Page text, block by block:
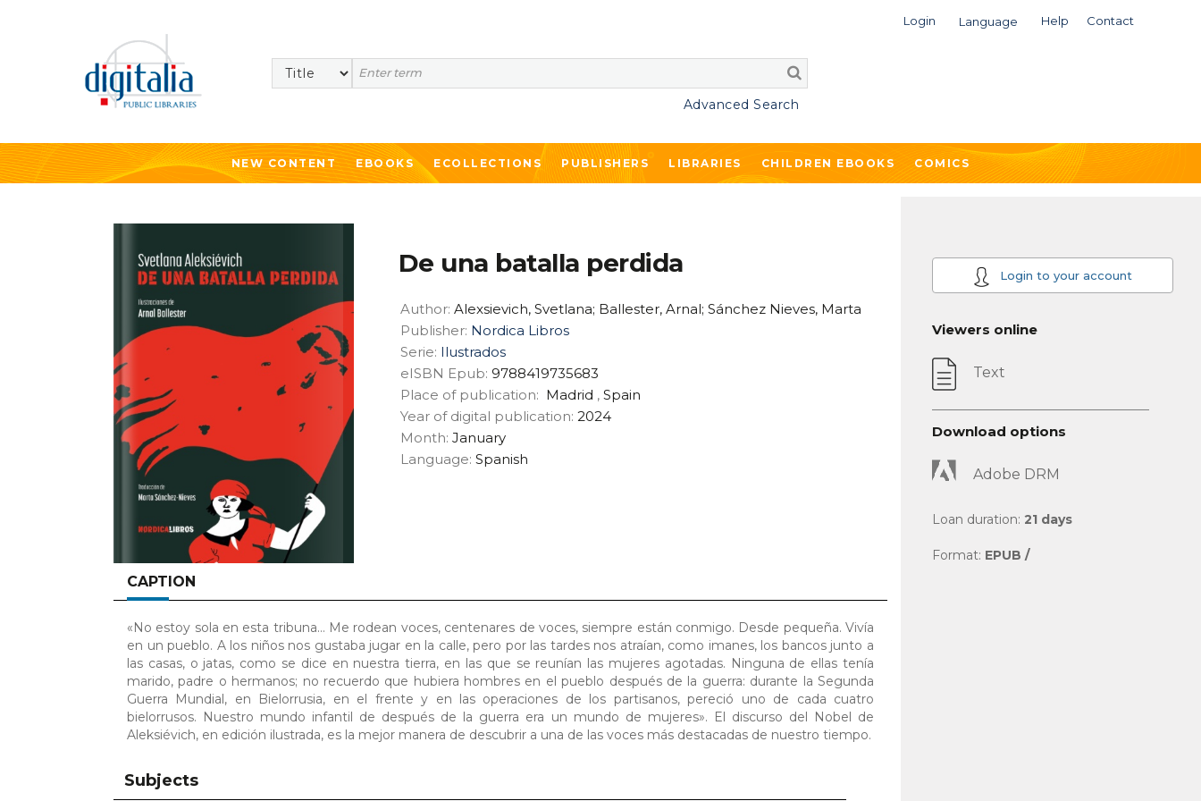
Login Language Help Contact
Search
Advanced Search
NEW CONTENT EBOOKS ECOLLECTIONS PUBLISHERS LIBRARIES CHILDREN EBOOKS COMICS
De una batalla perdida
Author: Alexsievich, Svetlana; Ballester, Arnal; Sánchez Nieves, Marta
Publisher: Nordica Libros
Serie: Ilustrados
eISBN Epub: 9788419735683
Place of publication: Madrid , Spain
Year of digital publication: 2024
Month: January
Language: Spanish
CAPTION
«No estoy sola en esta tribuna… Me rodean voces, centenares de voces, siempre están conmigo. Desde pequeña. Vivía
en un pueblo. A los niños nos gustaba jugar en la calle, pero por las tardes nos atraían, como imanes, los bancos junto a
las casas, o jatas, como se dice en nuestra tierra, en las que se reunían las mujeres agotadas. Ninguna de ellas tenía
marido, padre o hermanos; no recuerdo que hubiera hombres en el pueblo después de la guerra: durante la Segunda
Guerra Mundial, en Bielorrusia, en el frente y en las operaciones de los partisanos, pereció uno de cada cuatro
bielorrusos. Nuestro mundo infantil de después de la guerra era un mundo de mujeres». El discurso del Nobel de
Aleksiévich, en edición ilustrada, es la mejor manera de descubrir a una de las voces más destacadas de nuestro tiempo.
Subjects
Login to your account
Viewers online
Text
Download options
Adobe DRM
Loan duration: 21 days
Format: EPUB /